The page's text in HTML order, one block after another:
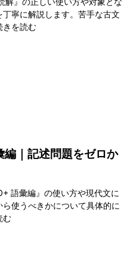
寧に解説します。苦手な古文
きを読む
｜記述問題をゼロか
語彙編』の使い方や現代文に
使うべきかについて具体的に
む